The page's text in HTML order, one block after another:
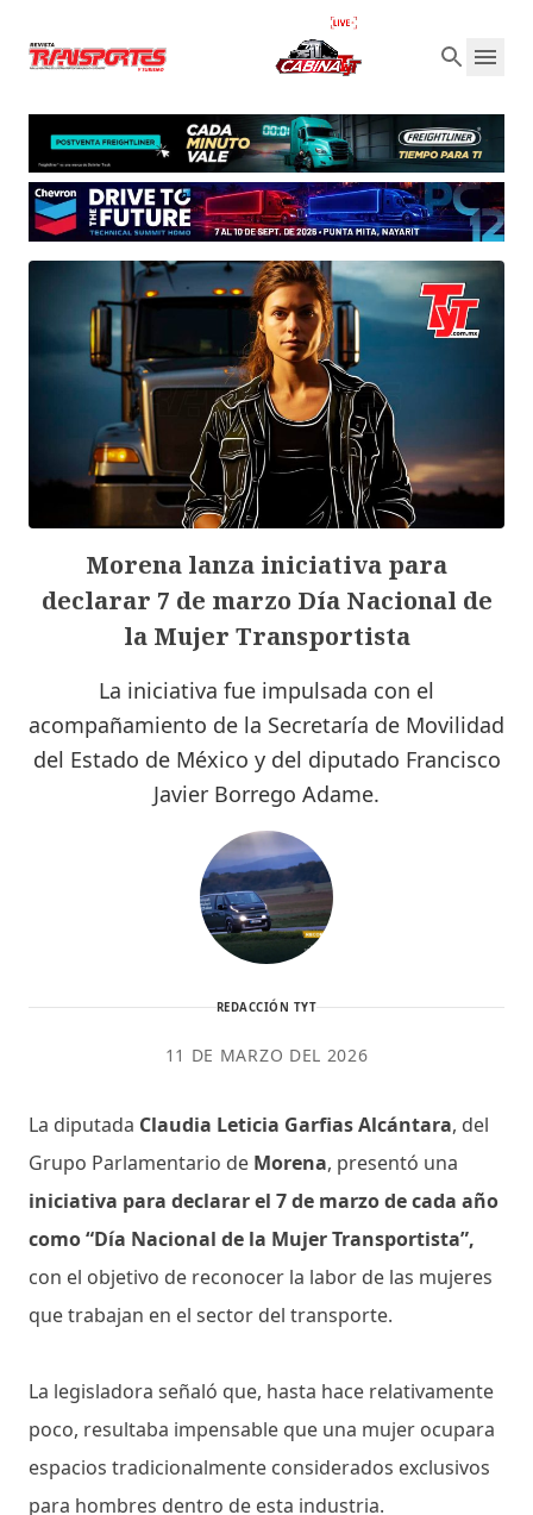
Morena lanza iniciativa para
declarar 7 de marzo Día Nacional de
la Mujer Transportista
La iniciativa fue impulsada con el
acompañamiento de la Secretaría de Movilidad
del Estado de México y del diputado Francisco
Javier Borrego Adame.
REDACCIÓN TYT
11 DE MARZO DEL 2026
La diputada Claudia Leticia Garfias Alcántara, del
Grupo Parlamentario de Morena, presentó una
iniciativa para declarar el 7 de marzo de cada año
como “Día Nacional de la Mujer Transportista”,
con el objetivo de reconocer la labor de las mujeres
que trabajan en el sector del transporte.
La legisladora señaló que, hasta hace relativamente
poco, resultaba impensable que una mujer ocupara
espacios tradicionalmente considerados exclusivos
para hombres dentro de esta industria.